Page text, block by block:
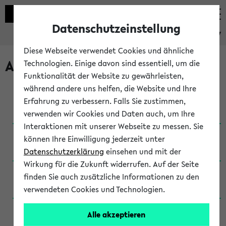
eKVV
Archivierte Studiengänge
Anglistik: British and American Studies / B.A.
(Einschreibung bis WiSe 16/17)
Anglistik: British and American Studies / B.A.
(Einschreibung bis SoSe 2015)
Anglistik: British and American Studies / B.A.
(Einschreibung bis SoSe 2013)
Anglistik: British and American Studies / Ba
(Einschreibung bis SoSe 2011)
Datenschutzeinstellung
Diese Webseite verwendet Cookies und ähnliche
Technologien. Einige davon sind essentiell, um die
Funktionalität der Website zu gewährleisten,
während andere uns helfen, die Website und Ihre
Erfahrung zu verbessern. Falls Sie zustimmen,
verwenden wir Cookies und Daten auch, um Ihre
Interaktionen mit unserer Webseite zu messen. Sie
können Ihre Einwilligung jederzeit unter
Datenschutzerklärung einsehen und mit der
Wirkung für die Zukunft widerrufen. Auf der Seite
finden Sie auch zusätzliche Informationen zu den
verwendeten Cookies und Technologien.
Alle akzeptieren